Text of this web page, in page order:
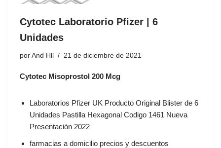
Cytotec Laboratorio Pfizer | 6
Unidades
por And Hll 21 de diciembre de 2021
Cytotec Misoprostol 200 Mcg
Laboratorios Pfizer UK Producto Original Blister de 6
Unidades Pastilla Hexagonal Codigo 1461 Nueva
Presentación 2022
farmacias a domicilio precios y descuentos